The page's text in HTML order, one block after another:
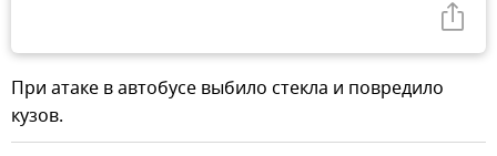
При атаке в автобусе выбило стекла и повредило
кузов.